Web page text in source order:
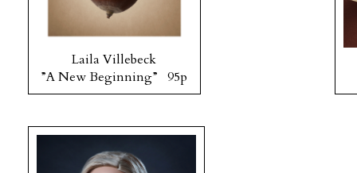
Laila Villebeck
”A New Beginning” 95p